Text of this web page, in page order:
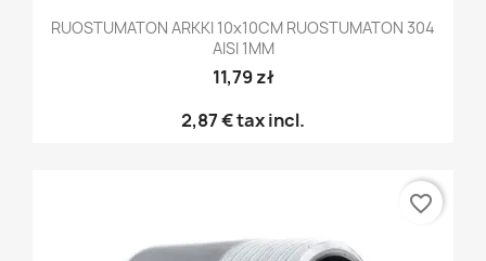
RUOSTUMATON ARKKI 10x10CM RUOSTUMATON 304
AISI 1MM
11,79 zł
2,87 €tax incl.
favorite_border